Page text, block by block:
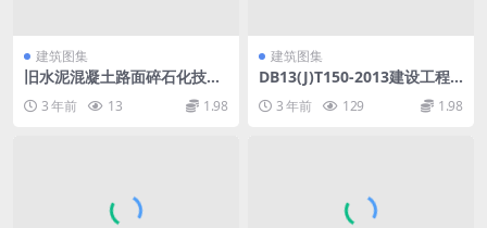
建筑图集
旧水泥混凝土路面碎石化技术
规程(山东省标准DB37T_1160
-2009).pdf
3 年前 13 1.98
建筑图集
DB13(J)T150-2013建设工程
工程量清单编制与计价规程河
北省.pdf
3 年前 129 1.98